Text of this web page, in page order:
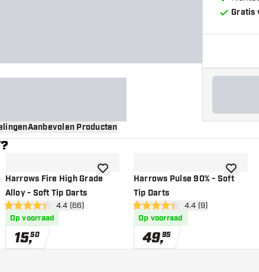
Gratis
Aanbevolen Producten
aan verlanglijst
Harrows Fire High Grade
Alloy - Soft Tip Darts
open reviews drawer
4.4 score sterren4.4 (66)
Op voorraad
15,50
toevoegen aan verlanglijst
Harrows Pulse 90% - Soft
Tip Darts
open reviews drawer
4.4 score sterren4.4 (9)
Op voorraad
49,95